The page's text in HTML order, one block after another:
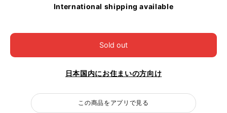
International shipping available
Sold out
日本国内にお住まいの方向け
この商品をアプリで見る